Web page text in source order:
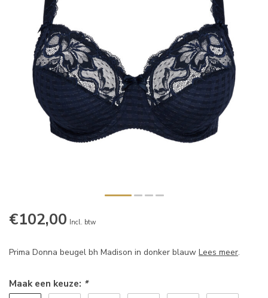
€102,00 Incl. btw
Prima Donna beugel bh Madison in donker blauw Lees meer.
Maak een keuze: *